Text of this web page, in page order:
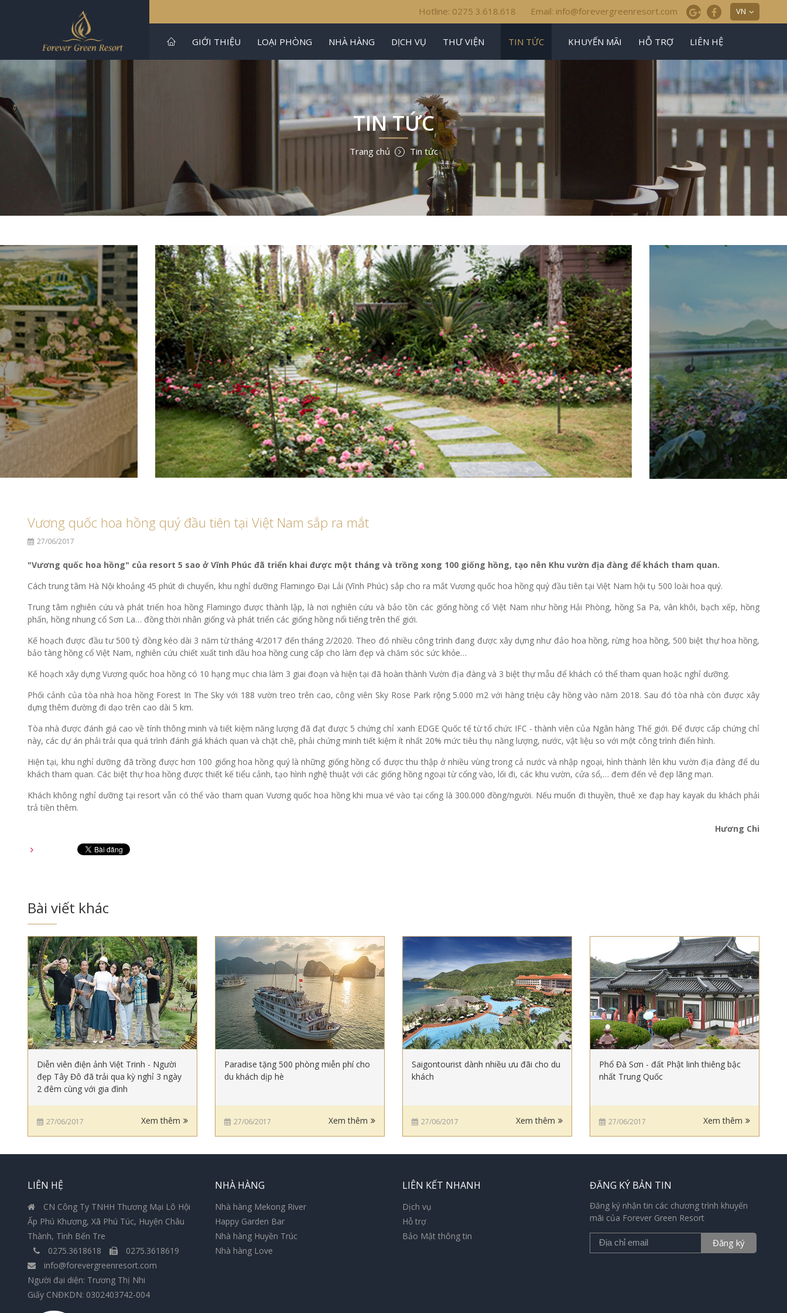
Hotline: 0275 3.618.618 Email: info@forevergreenresort.com VN
GIỚI THIỆU LOẠI PHÒNG NHÀ HÀNG DỊCH VỤ THƯ VIỆN TIN TỨC KHUYẾN MÃI HỖ TRỢ LIÊN HỆ
TIN TỨC
Trang chủ Tin tức
Vương quốc hoa hồng quý đầu tiên tại Việt Nam sắp ra mắt
27/06/2017
"Vương quốc hoa hồng" của resort 5 sao ở Vĩnh Phúc đã triển khai được một tháng và trồng xong 100 giống hồng, tạo nên Khu vườn địa đàng để khách tham quan.
Cách trung tâm Hà Nội khoảng 45 phút di chuyển, khu nghỉ dưỡng Flamingo Đại Lải (Vĩnh Phúc) sắp cho ra mắt Vương quốc hoa hồng quý đầu tiên tại Việt Nam hội tụ 500 loài hoa quý.
Trung tâm nghiên cứu và phát triển hoa hồng Flamingo được thành lập, là nơi nghiên cứu và bảo tồn các giống hồng cổ Việt Nam như hồng Hải Phòng, hồng Sa Pa, vân khôi, bạch xếp, hồng
phấn, hồng nhung cổ Sơn La… đồng thời nhân giống và phát triển các giống hồng nổi tiếng trên thế giới.
Kế hoạch được đầu tư 500 tỷ đồng kéo dài 3 năm từ tháng 4/2017 đến tháng 2/2020. Theo đó nhiều công trình đang được xây dựng như đảo hoa hồng, rừng hoa hồng, 500 biệt thự hoa hồng,
bảo tàng hồng cổ Việt Nam, nghiên cứu chiết xuất tinh dầu hoa hồng cung cấp cho làm đẹp và chăm sóc sức khỏe…
Kế hoạch xây dựng Vương quốc hoa hồng có 10 hạng mục chia làm 3 giai đoạn và hiện tại đã hoàn thành Vườn địa đàng và 3 biệt thự mẫu để khách có thể tham quan hoặc nghỉ dưỡng.
Phối cảnh của tòa nhà hoa hồng Forest In The Sky với 188 vườn treo trên cao, công viên Sky Rose Park rộng 5.000 m2 với hàng triệu cây hồng vào năm 2018. Sau đó tòa nhà còn được xây
dựng thêm đường đi dạo trên cao dài 5 km.
Tòa nhà được đánh giá cao về tính thông minh và tiết kiệm năng lượng đã đạt được 5 chứng chỉ xanh EDGE Quốc tế từ tổ chức IFC - thành viên của Ngân hàng Thế giới. Để được cấp chứng chỉ
này, các dự án phải trải qua quá trình đánh giá khách quan và chặt chẽ, phải chứng minh tiết kiệm ít nhất 20% mức tiêu thụ năng lượng, nước, vật liệu so với một công trình điển hình.
Hiện tại, khu nghỉ dưỡng đã trồng được hơn 100 giống hoa hồng quý là những giống hồng cổ được thu thập ở nhiều vùng trong cả nước và nhập ngoại, hình thành lên khu vườn địa đàng để du
khách tham quan. Các biệt thự hoa hồng được thiết kế tiểu cảnh, tạo hình nghệ thuật với các giống hồng ngoại từ cổng vào, lối đi, các khu vườn, cửa sổ,… đem đến vẻ đẹp lãng mạn.
Khách không nghỉ dưỡng tại resort vẫn có thể vào tham quan Vương quốc hoa hồng khi mua vé vào tại cổng là 300.000 đồng/người. Nếu muốn đi thuyền, thuê xe đạp hay kayak du khách phải
trả tiền thêm.
Hương Chi
Bài viết khác
Diễn viên điện ảnh Việt Trinh - Người
đẹp Tây Đô đã trải qua kỳ nghỉ 3 ngày
2 đêm cùng với gia đình
27/06/2017 Xem thêm
Paradise tặng 500 phòng miễn phí cho
du khách dịp hè
27/06/2017 Xem thêm
Saigontourist dành nhiều ưu đãi cho du
khách
27/06/2017 Xem thêm
Phổ Đà Sơn - đất Phật linh thiêng bậc
nhất Trung Quốc
27/06/2017 Xem thêm
LIÊN HỆ
CN Công Ty TNHH Thương Mại Lô Hội
Ấp Phú Khương, Xã Phú Túc, Huyện Châu
Thành, Tình Bến Tre
0275.3618618
0275.3618619
info@forevergreenresort.com
Người đại diện: Trương Thị Nhi
Giấy CNĐKDN: 0302403742-004
NHÀ HÀNG
Nhà hàng Mekong River
Happy Garden Bar
Nhà hàng Huyền Trúc
Nhà hàng Love
LIÊN KẾT NHANH
Dịch vụ
Hỗ trợ
Bảo Mật thông tin
ĐĂNG KÝ BẢN TIN
Đăng ký nhận tin các chương trình khuyến
mãi của Forever Green Resort
Đăng ký